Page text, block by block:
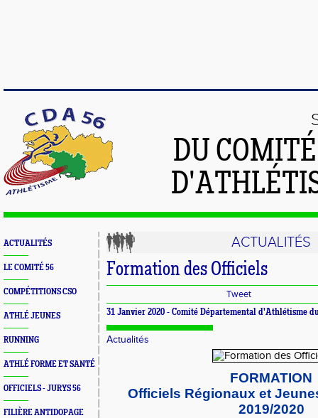
DU
ACTUALITÉS
LE COMITÉ 56
COMPÉTITIONS CSO
ATHLÉ JEUNES
RUNNING
ATHLÉ FORME ET SANTÉ
OFFICIELS - JURYS 56
FILIÈRE ANTIDOPAGE
ACTUALITÉS
Formation des Officiels
Tweet
31 Janvier 2020 - Comité Départemental d'Athlétisme
Actualités
FORMATION
Officiels Régionaux et
2019/2020